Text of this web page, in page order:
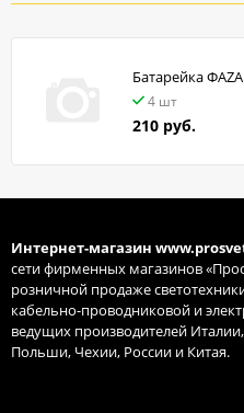
Батарейка
4 шт
210 руб.
Интернет-магазин
сети фирменных магазинов
розничной продаже
кабельно-проводниковой и
ведущих производителей
Польши, Чехии, России и Китая.